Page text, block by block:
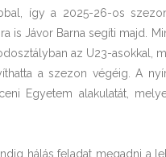
így a 2025-26-os
is Jávor Barna segíti majd.
az U23-asokkal,
a szezon végéig. A
Egyetem alakulatát,
hálás feladat megadni a